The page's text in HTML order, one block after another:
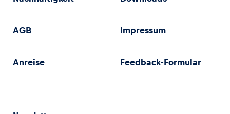
AGB Impressum
Anreise Feedback-Formular